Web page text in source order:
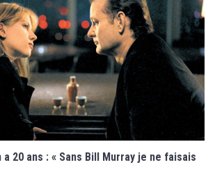
20 ans : « Sans Bill Murray je ne faisais